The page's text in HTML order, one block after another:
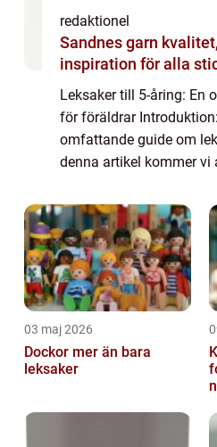
redaktionel
Sandnes garn kvalitet, tradition och
inspiration för alla
Leksaker till 5-åring: En
för föräldrar
omfattande guide om
denna artikel kommer vi
till barn i denna ålder. Vi
03 maj 2026
Dockor mer än bara
leksaker